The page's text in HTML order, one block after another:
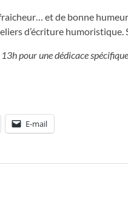
et de bonne
d’écriture humoristique.
pour une dédicace spécifique.
E-mail